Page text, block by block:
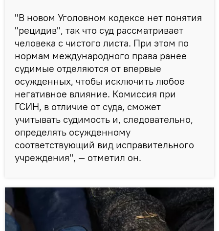
"В новом Уголовном кодексе нет понятия
"рецидив", так что суд рассматривает
человека с чистого листа. При этом по
нормам международного права ранее
судимые отделяются от впервые
осужденных, чтобы исключить любое
негативное влияние. Комиссия при
ГСИН, в отличие от суда, сможет
учитывать судимость и, следовательно,
определять осужденному
соответствующий вид исправительного
учреждения", — отметил он.